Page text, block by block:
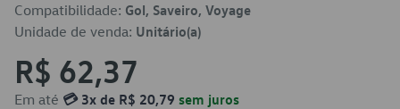
Compatibilidade: Gol, Saveiro, Voyage
Unidade de venda: Unitário(a)
R$ 62,37
Em até 💳 3x de R$ 20,79 sem juros